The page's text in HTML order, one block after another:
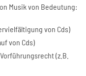
Musik von Bedeutung:
von Cds)
von Cds)
(z.B.